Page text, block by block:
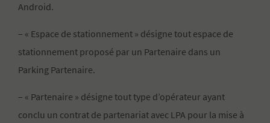
Android.
– « Espace de stationnement » désigne tout espace de
stationnement proposé par un Partenaire dans un
Parking Partenaire.
– « Partenaire » désigne tout type d’opérateur ayant
conclu un contrat de partenariat avec LPA pour la mise à